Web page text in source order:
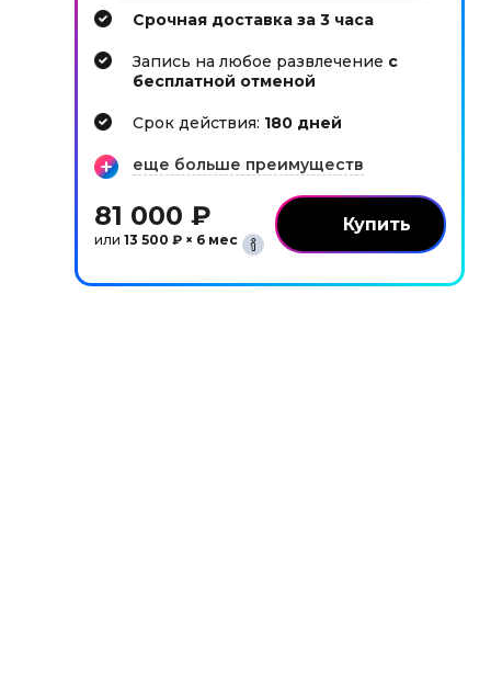
Срочная доставка за 3 часа
Запись на любое развлечение с
бесплатной отменой
Cрок действия: 180 дней
еще больше преимуществ
81 000 ₽
или 13 500 ₽ × 6 мес